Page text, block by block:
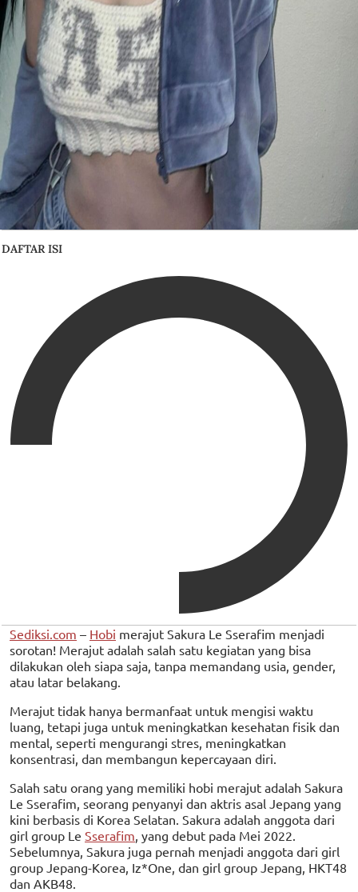
DAFTAR ISI
Sediksi.com – Hobi merajut Sakura Le Sserafim menjadi
sorotan! Merajut adalah salah satu kegiatan yang bisa
dilakukan oleh siapa saja, tanpa memandang usia, gender,
atau latar belakang.
Merajut tidak hanya bermanfaat untuk mengisi waktu
luang, tetapi juga untuk meningkatkan kesehatan fisik dan
mental, seperti mengurangi stres, meningkatkan
konsentrasi, dan membangun kepercayaan diri.
Salah satu orang yang memiliki hobi merajut adalah Sakura
Le Sserafim, seorang penyanyi dan aktris asal Jepang yang
kini berbasis di Korea Selatan. Sakura adalah anggota dari
girl group Le Sserafim , yang debut pada Mei 2022.
Sebelumnya, Sakura juga pernah menjadi anggota dari girl
group Jepang-Korea, Iz*One, dan girl group Jepang, HKT48
dan AKB48.